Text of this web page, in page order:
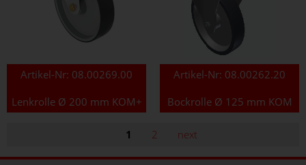
Artikel-Nr: 08.00269.00
Lenkrolle Ø 200 mm KOM+
Artikel-Nr: 08.00262.20
Bockrolle Ø 125 mm KOM
1 2 next